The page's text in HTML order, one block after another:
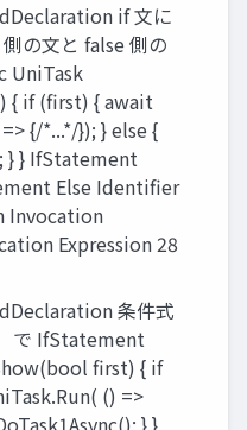
if 文に
の文と false 側の
UniTask
{ if (first) { await
{/*...*/}); } else {
} } IfStatement
Else Identiﬁer
Invocation
Expression 28
条件式
で IfStatement
first) { if
() =>